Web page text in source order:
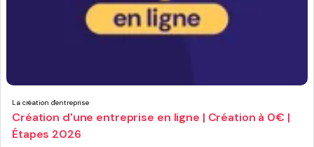
La création d'entreprise
Création d'une entreprise en ligne | Création à 0€ |
Étapes 2026